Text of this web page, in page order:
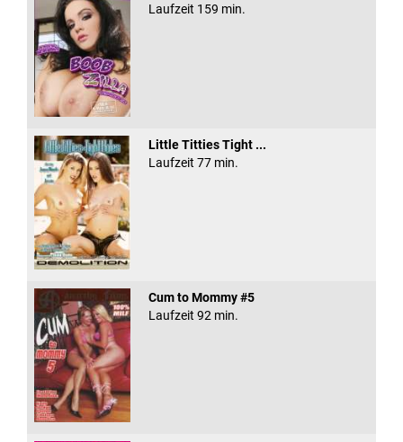
Laufzeit 159 min.
Little Titties Tight ...
Laufzeit 77 min.
Cum to Mommy #5
Laufzeit 92 min.